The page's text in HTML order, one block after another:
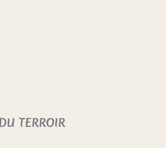
TERROIR